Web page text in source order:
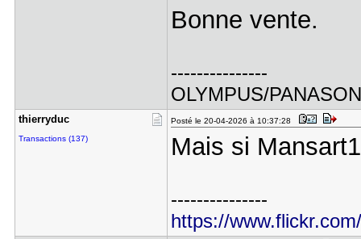
Bonne vente.
---------------
OLYMPUS/
thierryduc
Transactions (137)
Posté le 20-04-2026 à 10:37:28
Mais si
---------------
https://